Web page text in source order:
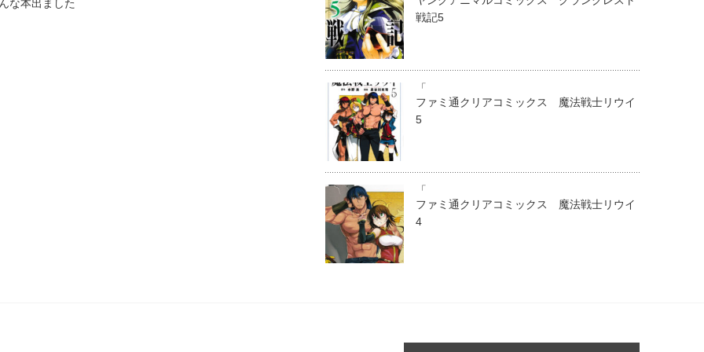
な本出ました
戦記5
「
ファミ通クリアコミックス 魔法戦士リウイ
5
「
ファミ通クリアコミックス 魔法戦士リウイ
4